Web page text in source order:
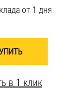
от 1 дня
в 1 клик